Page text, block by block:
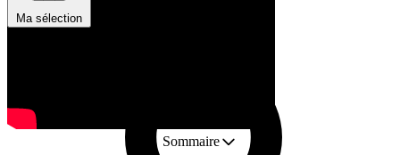
Ma sélection
Sommaire